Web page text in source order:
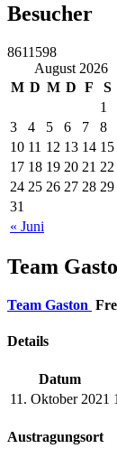
Besucher
8611598
August 2026
M D M D F S
« Juni
1
3
4 5 6 7 8
10 11 12 13 14 15
17 18 19 20 21 22
24 25 26 27 28 29
31
Team
Team Gaston
Details
Datum
11. Oktober 2021
Austragungsort